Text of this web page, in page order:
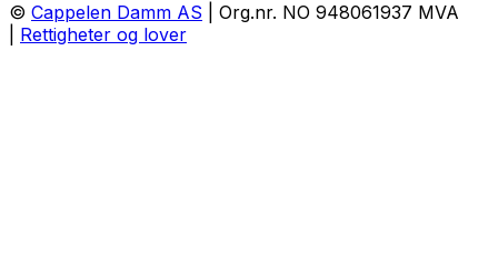
© Cappelen Damm AS | Org.nr. NO 948061937 MVA
Rettigheter og lover